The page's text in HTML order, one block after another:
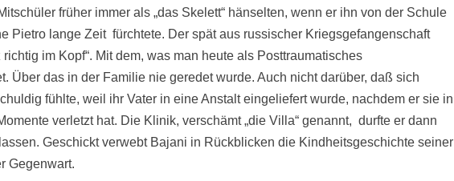
früher immer als „das Skelett“ hänselten, wenn er ihn von der Schule
Pietro lange Zeit fürchtete. Der spät aus russischer Kriegsgefangenschaft
im Kopf“. Mit dem, was man heute als Posttraumatisches
Über das in der Familie nie geredet wurde. Auch nicht darüber, daß sich
fühlte, weil ihr Vater in eine Anstalt eingeliefert wurde, nachdem er sie in
verletzt hat. Die Klinik, verschämt „die Villa“ genannt, durfte er dann
Geschickt verwebt Bajani in Rückblicken die Kindheitsgeschichte seiner
Gegenwart.